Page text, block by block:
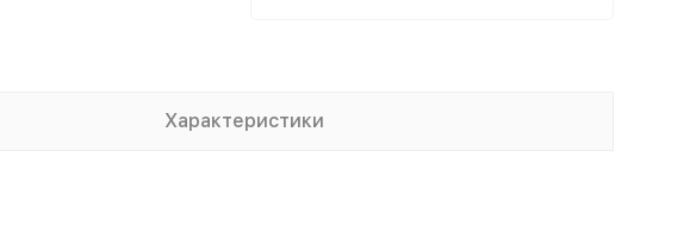
Характеристики